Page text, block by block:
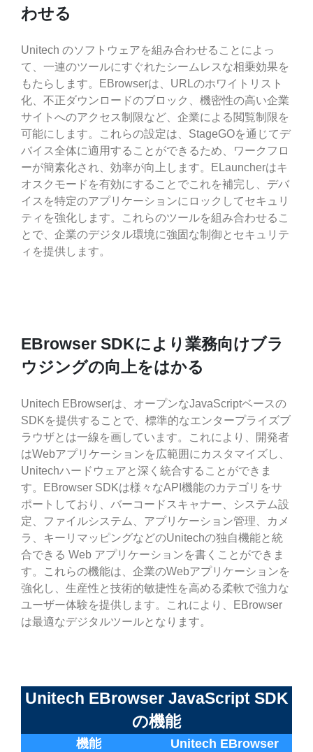
わせる
Unitech のソフトウェアを組み合わせることによっ
て、一連のツールにすぐれたシームレスな相乗効果を
もたらします。EBrowserは、URLのホワイトリスト
化、不正ダウンロードのブロック、機密性の高い企業
サイトへのアクセス制限など、企業による閲覧制限を
可能にします。これらの設定は、StageGOを通じてデ
バイス全体に適用することができるため、ワークフロ
ーが簡素化され、効率が向上します。ELauncherはキ
オスクモードを有効にすることでこれを補完し、デバ
イスを特定のアプリケーションにロックしてセキュリ
ティを強化します。これらのツールを組み合わせるこ
とで、企業のデジタル環境に強固な制御とセキュリテ
ィを提供します。
EBrowser SDKにより業務向けブラ
ウジングの向上をはかる
Unitech EBrowserは、オープンなJavaScriptベースの
SDKを提供することで、標準的なエンタープライズブ
ラウザとは一線を画しています。これにより、開発者
はWebアプリケーションを広範囲にカスタマイズし、
Unitechハードウェアと深く統合することができま
す。EBrowser SDKは様々なAPI機能のカテゴリをサ
ポートしており、バーコードスキャナー、システム設
定、ファイルシステム、アプリケーション管理、カメ
ラ、キーリマッピングなどのUnitechの独自機能と統
合できる Web アプリケーションを書くことができま
す。これらの機能は、企業のWebアプリケーションを
強化し、生産性と技術的敏捷性を高める柔軟で強力な
ユーザー体験を提供します。これにより、EBrowser
は最適なデジタルツールとなります。
Unitech EBrowser JavaScript SDK
の機能
機能 Unitech EBrowser